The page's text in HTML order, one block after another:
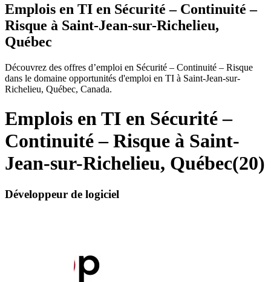
Emplois en TI en Sécurité – Continuité –
Risque à Saint-Jean-sur-Richelieu,
Québec
Découvrez des offres d’emploi en Sécurité – Continuité – Risque
dans le domaine opportunités d'emploi en TI à Saint-Jean-sur-
Richelieu, Québec, Canada.
Emplois en TI en Sécurité –
Continuité – Risque à Saint-
Jean-sur-Richelieu, Québec(20)
Développeur de logiciel